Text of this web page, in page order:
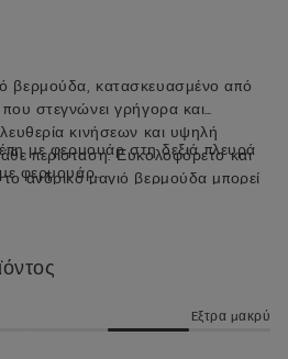
βερμούδα, κατασκευασμένο από
στεγνώνει γρήγορα και
κινήσεων και υψηλή
περίσταση. Ευκολοφόρετο και
ανδρικό μαγιό βερμούδα μπορεί
αλλά και ως καλοκαιρινή
δραστηριότητα σε εξωτερικούς
με φερμουάρ στη δεξιά πλευρά
με φερμουάρ
εκ. και φοράει μέγεθος L
Eξτρα μακρύ